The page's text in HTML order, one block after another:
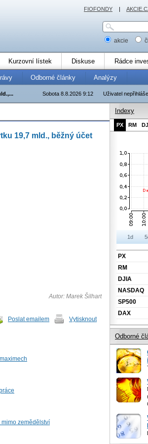
akcie
Kurzovní lístek Diskuse Rádce
Odborné články Analýzy
Uživatel
Sobota 8.8.2026 9:12
19,7 mld., běžný účet
Autor: Marek Šilhart
Poslat emailem Vytisknout
zemědělství
Indexy
PX RM DJ
1d
PX
RM
DJIA
NASDAQ
SP500
DAX
Odborné
FIOFONDY |